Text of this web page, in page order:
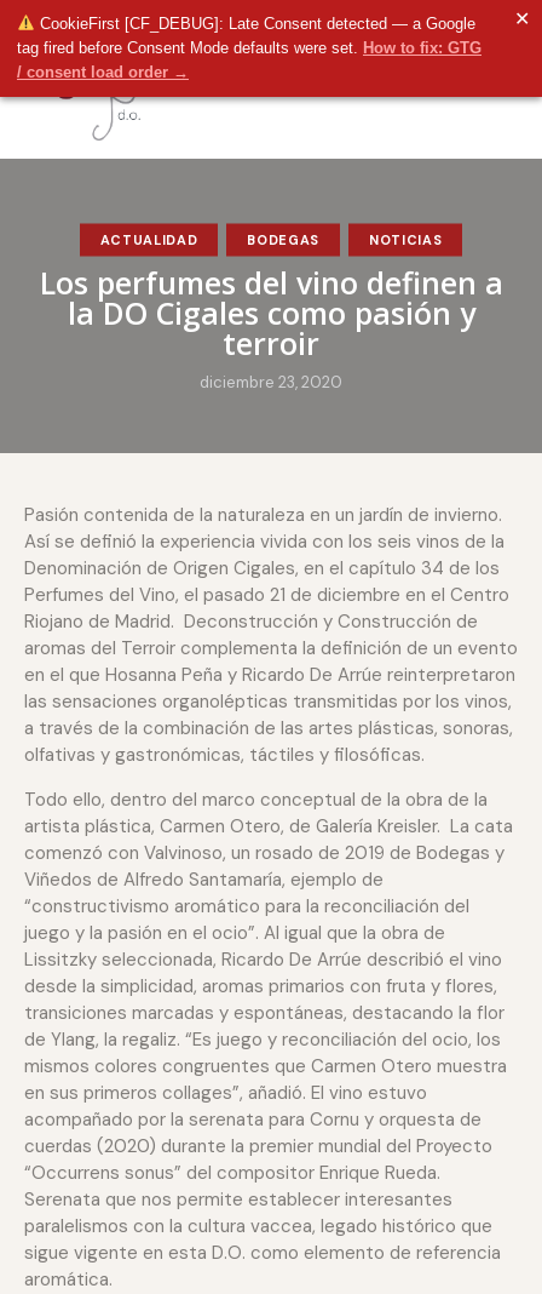
CookieFirst [CF_DEBUG]: Late Consent detected — a Google
tag fired before Consent Mode defaults were set. How to fix: GTG
/ consent load order →
✕
ACTUALIDAD BODEGAS NOTICIAS
Los perfumes del vino definen a
la DO Cigales como pasión y
terroir
diciembre 23, 2020
Pasión contenida de la naturaleza en un jardín de invierno.
Así se definió la experiencia vivida con los seis vinos de la
Denominación de Origen Cigales, en el capítulo 34 de los
Perfumes del Vino, el pasado 21 de diciembre en el Centro
Riojano de Madrid. Deconstrucción y Construcción de
aromas del Terroir complementa la definición de un evento
en el que Hosanna Peña y Ricardo De Arrúe reinterpretaron
las sensaciones organolépticas transmitidas por los vinos,
a través de la combinación de las artes plásticas, sonoras,
olfativas y gastronómicas, táctiles y filosóficas.
Todo ello, dentro del marco conceptual de la obra de la
artista plástica, Carmen Otero, de Galería Kreisler. La cata
comenzó con Valvinoso, un rosado de 2019 de Bodegas y
Viñedos de Alfredo Santamaría, ejemplo de
“constructivismo aromático para la reconciliación del
juego y la pasión en el ocio”. Al igual que la obra de
Lissitzky seleccionada, Ricardo De Arrúe describió el vino
desde la simplicidad, aromas primarios con fruta y flores,
transiciones marcadas y espontáneas, destacando la flor
de Ylang, la regaliz. “Es juego y reconciliación del ocio, los
mismos colores congruentes que Carmen Otero muestra
en sus primeros collages”, añadió. El vino estuvo
acompañado por la serenata para Cornu y orquesta de
cuerdas (2020) durante la premier mundial del Proyecto
“Occurrens sonus” del compositor Enrique Rueda.
Serenata que nos permite establecer interesantes
paralelismos con la cultura vaccea, legado histórico que
sigue vigente en esta D.O. como elemento de referencia
aromática.